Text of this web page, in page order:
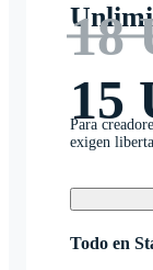
18
15
Para
exigen
Todo en